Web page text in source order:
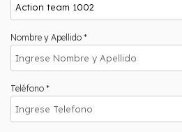
Nombre y Apellido *
Teléfono *